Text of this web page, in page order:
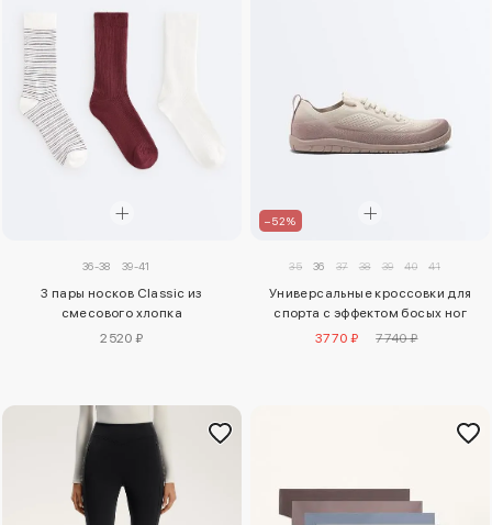
36-38 39-41
3 пары носков Classic из
смесового хлопка
2520 ₽
–52%
35 36 37 38 39 40 41
Универсальные кроссовки для
спорта с эффектом босых ног
3770 ₽
7740 ₽